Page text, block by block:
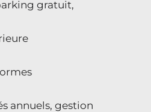
gratuit,
annuels, gestion